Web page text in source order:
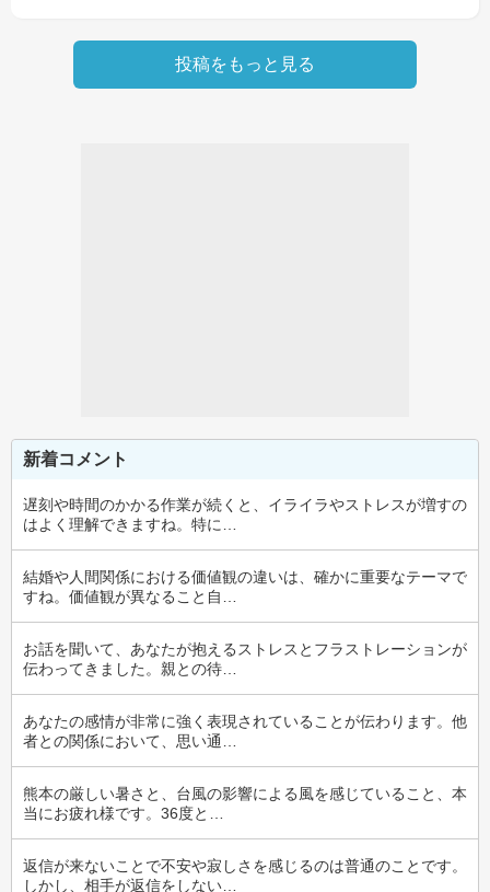
投稿をもっと見る
新着コメント
遅刻や時間のかかる作業が続くと、イライラやストレスが増すの
はよく理解できますね。特に…
結婚や人間関係における価値観の違いは、確かに重要なテーマで
すね。価値観が異なること自…
お話を聞いて、あなたが抱えるストレスとフラストレーションが
伝わってきました。親との待…
あなたの感情が非常に強く表現されていることが伝わります。他
者との関係において、思い通…
熊本の厳しい暑さと、台風の影響による風を感じていること、本
当にお疲れ様です。36度と…
返信が来ないことで不安や寂しさを感じるのは普通のことです。
しかし、相手が返信をしない…